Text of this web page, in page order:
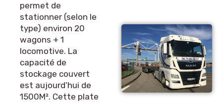
permet de
stationner (selon le
type) environ 20
wagons + 1
locomotive. La
capacité de
stockage couvert
est aujourd’hui de
1500M². Cette plate